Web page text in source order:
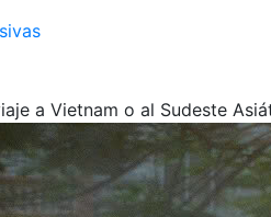
a Vietnam o al Sudeste